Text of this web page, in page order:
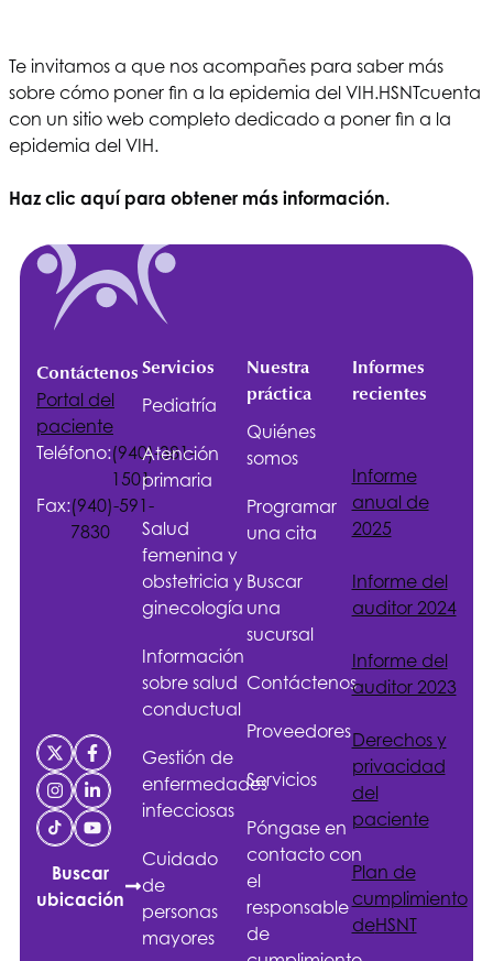
Te invitamos a que nos acompañes para saber más
sobre cómo poner fin a la epidemia del VIH.HSNTcuenta
con un sitio web completo dedicado a poner fin a la
epidemia del VIH.
Haz clic aquí para obtener más información.
Contáctenos
Portal del
paciente
Teléfono:(940)-381-
1501
Fax:(940)-591-
7830
Buscar
ubicación
Servicios
Pediatría
Atención
primaria
Salud
femenina y
obstetricia y
ginecología
Información
sobre salud
conductual
Gestión de
enfermedades
infecciosas
Cuidado
de
personas
mayores
Nuestra
práctica
Quiénes
somos
Programar
una cita
Buscar
una
sucursal
Contáctenos
Proveedores
Servicios
Póngase en
contacto con
el
responsable
de
Informes
recientes
Informe
anual de
2025
Informe del
auditor 2024
Informe del
auditor 2023
Derechos y
privacidad
del
paciente
Plan de
cumplimiento
deHSNT